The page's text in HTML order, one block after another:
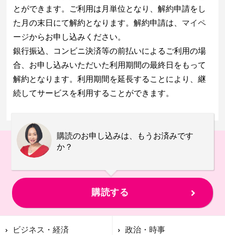
とができます。ご利用は月単位となり、解約申請をし
た月の末日にて解約となります。解約申請は、 マイペ
ージからお申し込みください。
銀行振込、コンビニ決済等の前払いによるご利用の場
合、お申し込みいただいた利用期間の最終日をもって
解約となります。利用期間を延長することにより、継
続してサービスを利用することができます。
購読のお申し込みは、もうお済みです
か？
購読する
ビジネス・経済 政治・時事